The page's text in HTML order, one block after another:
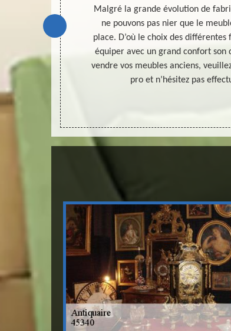
l’antiquité
d’un
de pouvoir
Malgré la grande évolution de
ne pouvons pas nier que le
place. D’où le choix des
équiper avec un grand confort son
vendre vos meubles anciens,
pro et n’hésitez pas